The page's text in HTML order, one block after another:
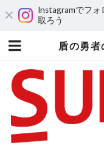
Instagramでフ
取ろう